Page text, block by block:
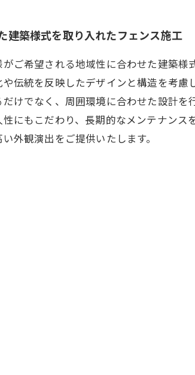
建築様式を取り入れたフェンス施工
ご希望される地域性に合わせた建築
伝統を反映したデザインと構造を考
けでなく、周囲環境に合わせた設計
にもこだわり、長期的なメンテナン
外観演出をご提供いたします。